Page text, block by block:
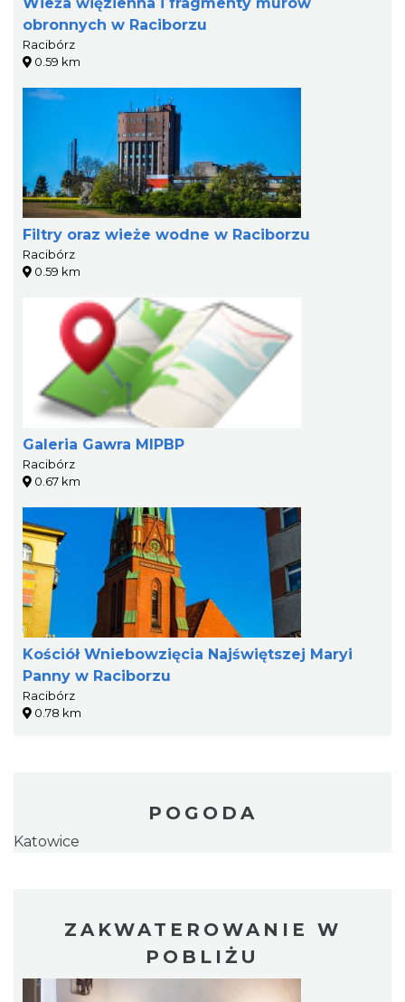
Wieża więzienna i fragmenty murów
obronnych w Raciborzu
Racibórz
0.59 km
Filtry oraz wieże wodne w Raciborzu
Racibórz
0.59 km
Galeria Gawra MIPBP
Racibórz
0.67 km
Kościół Wniebowzięcia Najświętszej Maryi
Panny w Raciborzu
Racibórz
0.78 km
POGODA
Katowice
ZAKWATEROWANIE W
POBLIŻU